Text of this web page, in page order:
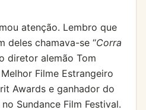
atenção. Lembro que
deles chamava-se “Corra
diretor alemão Tom
Filme Estrangeiro
Awards e ganhador do
Sundance Film Festival.